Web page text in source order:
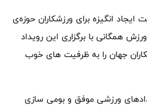
انگیزه برای ورزشکاران حوزه‌ی
همگانی با برگزاری این رویداد
جهان را به ظرفیت های خوب
ورزشی موفق و بومی سازی